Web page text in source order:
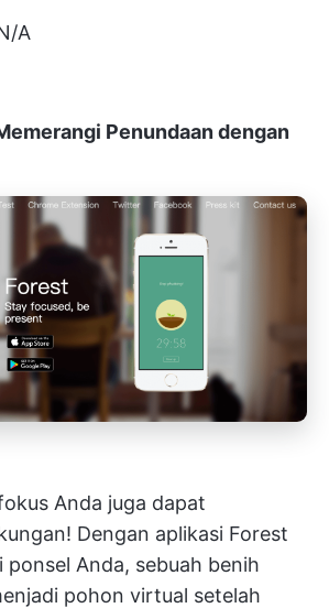
A
Penundaan dengan
Anda juga dapat
Dengan aplikasi Forest
Anda, sebuah benih
pohon virtual setelah